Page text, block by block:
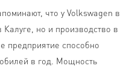
что у Volkswagen в
Калуге, но и производство в
предприятие способно
в год. Мощность